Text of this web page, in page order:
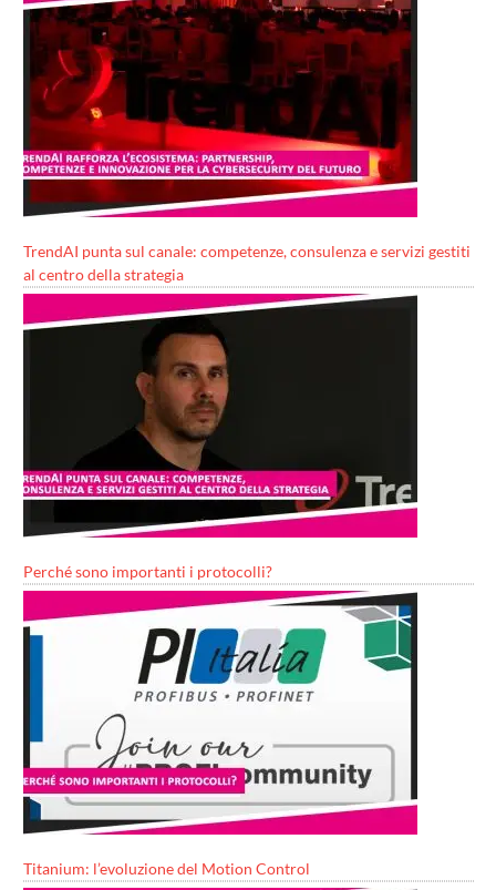
TrendAI punta sul canale: competenze, consulenza e servizi gestiti
al centro della strategia
Perché sono importanti i protocolli?
Titanium: l’evoluzione del Motion Control